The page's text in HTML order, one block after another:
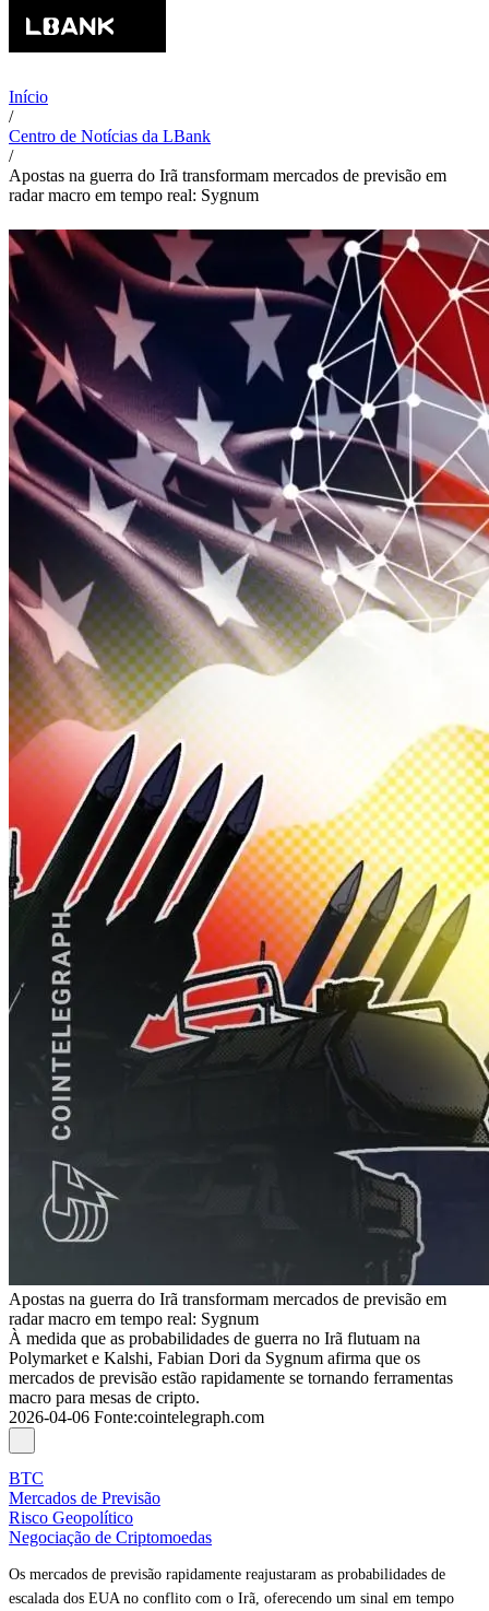
Início
/
Centro de Notícias da LBank
/
Apostas na guerra do Irã transformam mercados de previsão em
radar macro em tempo real: Sygnum
Apostas na guerra do Irã transformam mercados de previsão em
radar macro em tempo real: Sygnum
À medida que as probabilidades de guerra no Irã flutuam na
Polymarket e Kalshi, Fabian Dori da Sygnum afirma que os
mercados de previsão estão rapidamente se tornando ferramentas
macro para mesas de cripto.
2026-04-06 Fonte:cointelegraph.com
BTC
Mercados de Previsão
Risco Geopolítico
Negociação de Criptomoedas
Os mercados de previsão rapidamente reajustaram as probabilidades de
escalada dos EUA no conflito com o Irã, oferecendo um sinal em tempo